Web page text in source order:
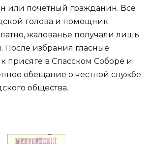
или почетный гражданин. Все
голова и помощник
жалованье получали лишь
После избрания гласные
присяге в Спасском Соборе и
обещание о честной службе
общества.